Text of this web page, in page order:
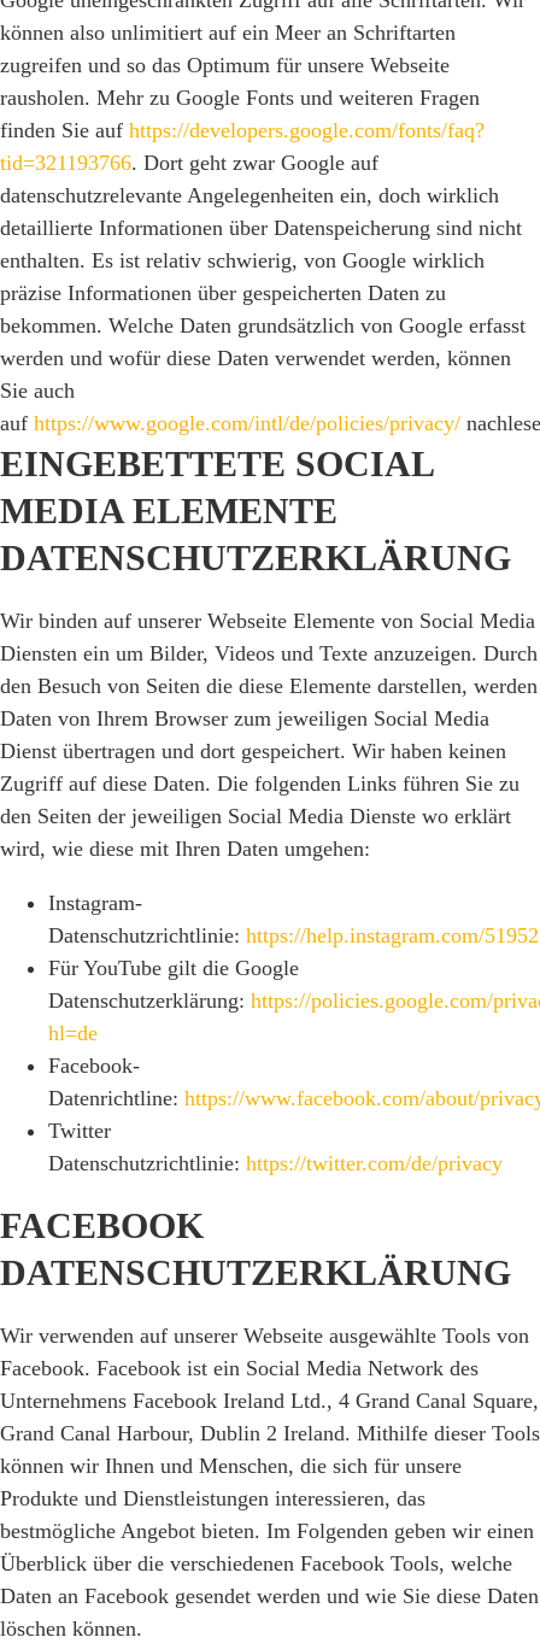
können also unlimitiert auf ein Meer an Schriftarten
zugreifen und so das Optimum für unsere Webseite
rausholen. Mehr zu Google Fonts und weiteren Fragen
finden Sie auf https://developers.google.com/fonts/faq?
tid=321193766. Dort geht zwar Google auf
datenschutzrelevante Angelegenheiten ein, doch wirklich
detaillierte Informationen über Datenspeicherung sind nicht
enthalten. Es ist relativ schwierig, von Google wirklich
präzise Informationen über gespeicherten Daten zu
bekommen. Welche Daten grundsätzlich von Google erfasst
werden und wofür diese Daten verwendet werden, können
Sie auch
auf https://www.google.com/intl/de/policies/privacy/
EINGEBETTETE SOCIAL
MEDIA ELEMENTE
DATENSCHUTZERKLÄRUNG
Wir binden auf unserer Webseite Elemente von Social Media
Diensten ein um Bilder, Videos und Texte anzuzeigen. Durch
den Besuch von Seiten die diese Elemente darstellen, werden
Daten von Ihrem Browser zum jeweiligen Social Media
Dienst übertragen und dort gespeichert. Wir haben keinen
Zugriff auf diese Daten. Die folgenden Links führen Sie zu
den Seiten der jeweiligen Social Media Dienste wo erklärt
wird, wie diese mit Ihren Daten umgehen:
Instagram-
Datenschutzrichtlinie: https://help.instagram.com/
Für YouTube gilt die Google
Datenschutzerklärung: https://policies.google.com/
hl=de
Facebook-
Datenrichtline: https://www.facebook.com/about/
Twitter
Datenschutzrichtlinie: https://twitter.com/de/privacy
FACEBOOK
DATENSCHUTZERKLÄRUNG
Wir verwenden auf unserer Webseite ausgewählte Tools von
Facebook. Facebook ist ein Social Media Network des
Unternehmens Facebook Ireland Ltd., 4 Grand Canal Square,
Grand Canal Harbour, Dublin 2 Ireland. Mithilfe dieser Tools
können wir Ihnen und Menschen, die sich für unsere
Produkte und Dienstleistungen interessieren, das
bestmögliche Angebot bieten. Im Folgenden geben wir einen
Überblick über die verschiedenen Facebook Tools, welche
Daten an Facebook gesendet werden und wie Sie diese Daten
löschen können.